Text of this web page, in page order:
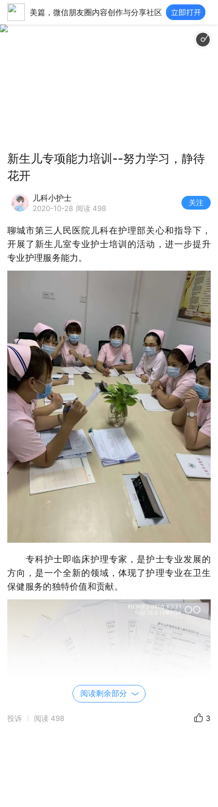
美篇，微信朋友圈内容创作与分享社区
新生儿专项能力培训--努力学习，静待
花开
儿科小护士
2020-10-28 阅读 498
关注
聊城市第三人民医院儿科在护理部关心和指导下，
开展了新生儿室专业护士培训的活动，进一步提升
专业护理服务能力。
专科护士即临床护理专家，是护士专业发展的
方向，是一个全新的领域，体现了护理专业在卫生
保健服务的独特价值和贡献。
阅读剩余部分
投诉 阅读 498 3